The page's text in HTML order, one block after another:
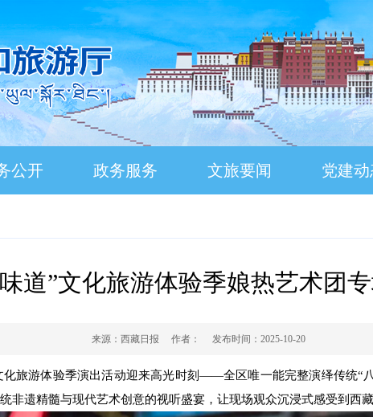
公开 政务服务 文旅要闻 党建动
道”文化旅游体验季娘热艺术团专
来源： 西藏日报 作者： 发布时间： 2025-10-20
化旅游体验季演出活动迎来高光时刻——全区唯一能完整演绎传统“
非遗精髓与现代艺术创意的视听盛宴，让现场观众沉浸式感受到西藏